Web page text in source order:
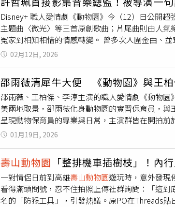
「Panchi」的新聞，李淳也熱情喊話「如果有第二
本拍！」
／陳其邁臉書）陳其邁強調，「阿里」見證了壽山
柔。他感謝「阿里」用一生陪伴這座城市，帶給
皮搗蛋、快樂散步喔！」壽山動物園表示，深受民
驗」保育員，測試對方是否具備照養牠的耐心與
Disney+ 職人愛情劇《動物園》今（12）日公開
主題曲〈微光〉等三首原創歌曲；片尾曲則由人
冤家到相知相惜的情感轉變。 曾多次入圍金曲、並奪下最佳專輯製作人的許哲珮，此次攜手編曲家奧斯卡、傅家煌完成
影集整體配樂。談及主題曲《微光》，許哲珮表
的陽光。」她透露《動物園》除了可愛動
珮更笑稱，這次配樂最難忘的是獲得導演「三毛
候就是我對你不好意思了』，我還擔心要改到天荒
舞〉由甜約翰在觀看拍攝素材後創作而成，「這
隱約能感受到最終會有著落的浪漫感。」他們在
時，腦海中浮現的動物在草原奔跑的意象，「我
探與靠近的微妙互動完美轉化。
02月12日, 2026
邵雨薇清犀牛大便 《動物園》與王柏
邵雨薇、王柏傑、李淳主演的職人愛情劇《動物
美兩地取景，邵雨薇化身動物園的實習保育員，
呈現動物保育員的專業與日常，主演群皆在開拍前
初見的針鋒相對，在餵養波爾羊、清理犀牛糞便
「這是我第一次演保育員，朱欣葵在動物園找到
裡，找到屬於自己的療癒時刻。」王柏傑則分享:
要有專業技能，更需要耐心和同理心，很開心能透
呈現保育員的專業與對待生命的同理。（圖／
01月19日, 2026
壽山動物園 「整排機車插樹枝」！內
一對情侶日前到高雄壽山動物園遊玩時，意外發現
看得滿頭問號，忍不住拍照上傳社群詢問：「這
名的「防猴工具」，引發熱議。原PO在Threads